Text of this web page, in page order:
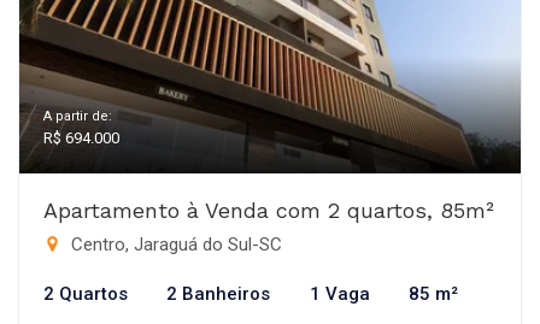
A partir de:
R$ 694.000
Apartamento à Venda com 2 quartos, 85m²
Centro, Jaraguá do Sul-SC
2 Quartos 2 Banheiros 1 Vaga 85 m²